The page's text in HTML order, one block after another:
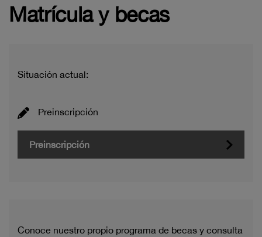
Matrícula y becas
Situación actual:
Preinscripción
Preinscripción
Conoce nuestro propio programa de becas y consulta